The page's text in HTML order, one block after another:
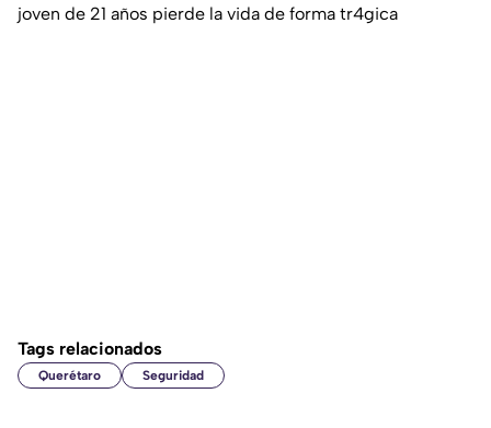
joven de 21 años pierde la vida de forma tr4gica
Tags relacionados
Querétaro Seguridad